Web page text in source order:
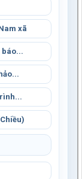
xã
báo...